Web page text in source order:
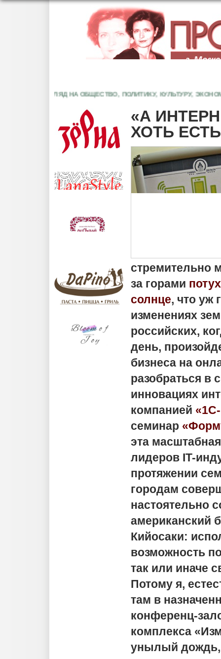
ВЗГЛЯД НА ОБЩЕСТВО, ПОЛИТИКУ, КУЛЬТУРУ, ЭКОНОМИКУ
«А
ХОТЬ
стремительно
за горами
солнце, что уж
изменениях
российских,
день,
бизнеса на
разобраться в
инновациях
компанией
семинар
эта
лидеров IT-
протяжении
городам
настоятельно
американский
Кийосаки:
возможность
так или иначе
Потому я,
там в
конференц-
комплекса
унылый дождь,